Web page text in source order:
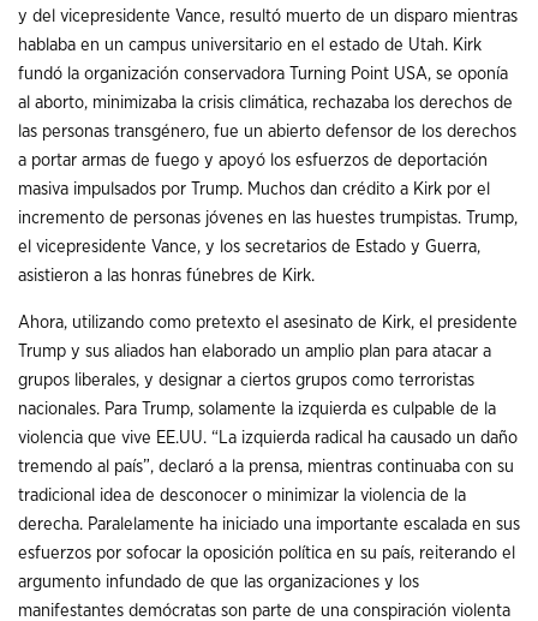
y del vicepresidente Vance, resultó muerto de un disparo mientras
hablaba en un campus universitario en el estado de Utah. Kirk
fundó la organización conservadora Turning Point USA, se oponía
al aborto, minimizaba la crisis climática, rechazaba los derechos de
las personas transgénero, fue un abierto defensor de los derechos
a portar armas de fuego y apoyó los esfuerzos de deportación
masiva impulsados por Trump. Muchos dan crédito a Kirk por el
incremento de personas jóvenes en las huestes trumpistas. Trump,
el vicepresidente Vance, y los secretarios de Estado y Guerra,
asistieron a las honras fúnebres de Kirk.
Ahora, utilizando como pretexto el asesinato de Kirk, el presidente
Trump y sus aliados han elaborado un amplio plan para atacar a
grupos liberales, y designar a ciertos grupos como terroristas
nacionales. Para Trump, solamente la izquierda es culpable de la
violencia que vive EE.UU. “La izquierda radical ha causado un daño
tremendo al país”, declaró a la prensa, mientras continuaba con su
tradicional idea de desconocer o minimizar la violencia de la
derecha. Paralelamente ha iniciado una importante escalada en sus
esfuerzos por sofocar la oposición política en su país, reiterando el
argumento infundado de que las organizaciones y los
manifestantes demócratas son parte de una conspiración violenta